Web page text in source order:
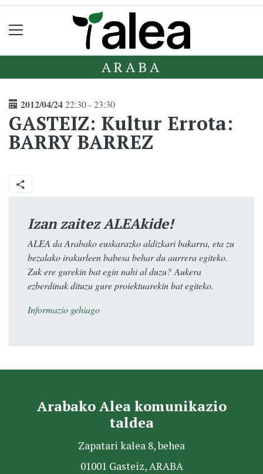
ARABA
2012/04/2422:30 - 23:30
GASTEIZ: Kultur Errota:
BARRY BARREZ
Izan zaitez ALEAkide!
ALEA da Arabako euskarazko aldizkari bakarra, eta zu
bezalako irakurleen babesa behar du aurrera egiteko.
Zuk ere gurekin bat egin nahi al duzu? Aukera
ezberdinak dituzu gure proiektuarekin bat egiteko.
Informazio gehiago
Arabako Alea komunikazio
taldea
Zapatari kalea 8, behea
01001 Gasteiz, ARABA